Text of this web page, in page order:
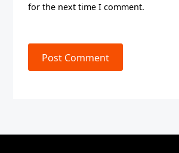
for the next time I comment.
Post Comment